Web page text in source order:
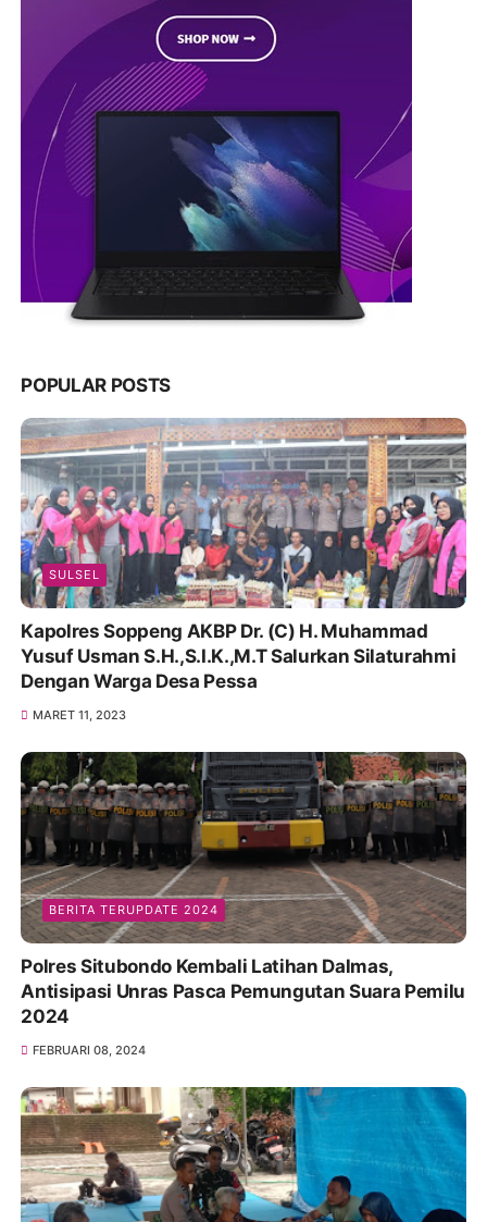
POPULAR POSTS
SULSEL
Kapolres Soppeng AKBP Dr. (C) H. Muhammad
Yusuf Usman S.H.,S.I.K.,M.T Salurkan Silaturahmi
Dengan Warga Desa Pessa
MARET 11, 2023
BERITA TERUPDATE 2024
Polres Situbondo Kembali Latihan Dalmas,
Antisipasi Unras Pasca Pemungutan Suara Pemilu
2024
FEBRUARI 08, 2024